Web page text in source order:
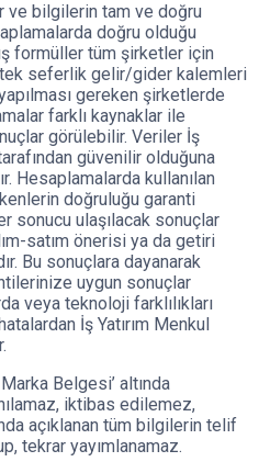
ve bilgilerin tam ve doğru
doğru olduğu
formüller tüm şirketler için
tek seferlik gelir/gider kalemleri
gereken şirketlerde
farklı kaynaklar ile
görülebilir. Veriler İş
güvenilir olduğuna
Hesaplamalarda kullanılan
doğruluğu garanti
sonucu ulaşılacak sonuçlar
satım önerisi ya da getiri
Bu sonuçlara dayanarak
uygun sonuçlar
veya teknoloji farklılıkları
İş Yatırım Menkul
Belgesi’ altında
iktibas edilemez,
açıklanan tüm bilgilerin telif
tekrar yayımlanamaz.